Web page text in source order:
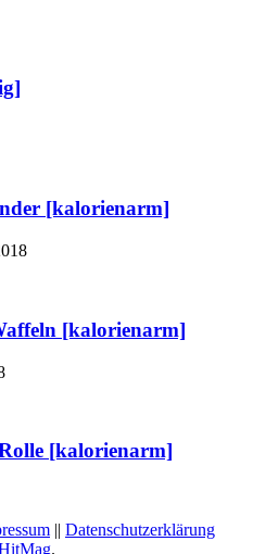
[kalorienarm]
[kalorienarm]
[kalorienarm]
|| Datenschutzerklärung
.